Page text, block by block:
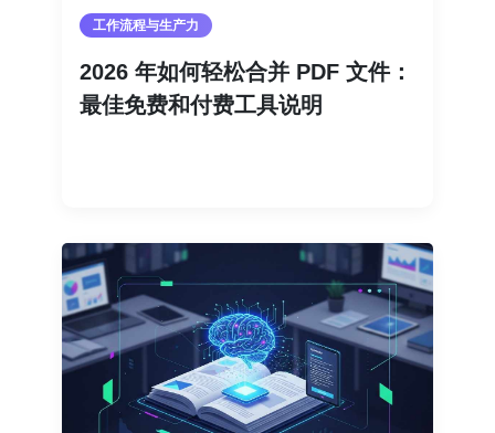
工作流程与生产力
2026 年如何轻松合并 PDF 文件：
最佳免费和付费工具说明